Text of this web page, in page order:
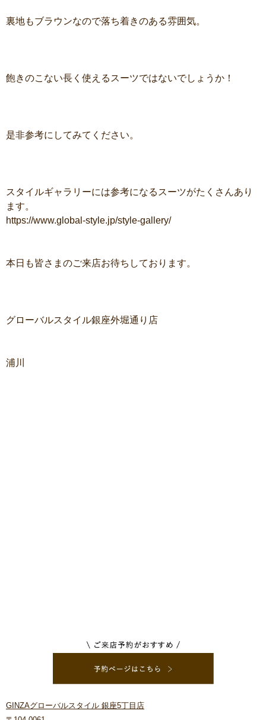
裏地もブラウンなので落ち着きのある雰囲気。
飽きのこない長く使えるスーツではないでしょうか！
是非参考にしてみてください。
スタイルギャラリーには参考になるスーツがたくさんあり
ます。
https://www.global-style.jp/style-gallery/
本日も皆さまのご来店お待ちしております。
グローバルスタイル銀座外堀通り店
浦川
GINZAグローバルスタイル 銀座5丁目店